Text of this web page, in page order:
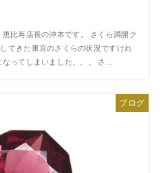
比寿店長の沖本です。 さくら満開ク
てきた東京のさくらの状況ですけれ
ってしまいました。。。 さ...
ブログ